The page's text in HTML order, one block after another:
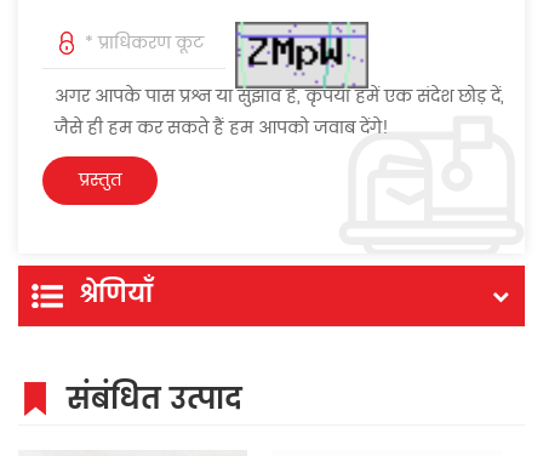
अगर आपके पास प्रश्न या सुझाव हैं, कृपया हमें एक संदेश छोड़ दें,
जैसे ही हम कर सकते हैं हम आपको जवाब देंगे!
श्रेणियाँ
संबंधित उत्पाद